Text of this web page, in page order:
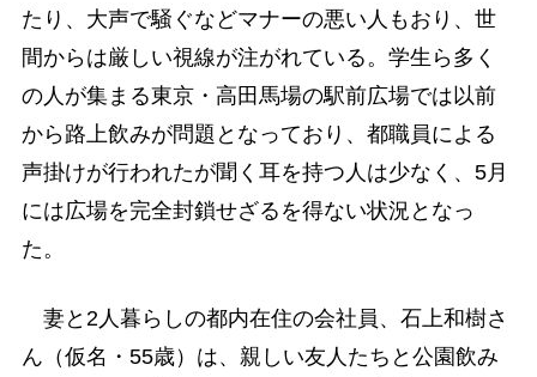
たり、大声で騒ぐなどマナーの悪い人もおり、世
間からは厳しい視線が注がれている。学生ら多く
の人が集まる東京・高田馬場の駅前広場では以前
から路上飲みが問題となっており、都職員による
声掛けが行われたが聞く耳を持つ人は少なく、5月
には広場を完全封鎖せざるを得ない状況となっ
た。
妻と2人暮らしの都内在住の会社員、石上和樹さ
ん（仮名・55歳）は、親しい友人たちと公園飲み